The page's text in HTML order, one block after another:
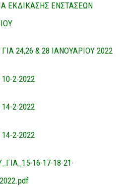
ΕΚΔΙΚΑΣΗΣ ΕΝΣΤΑΣΕΩΝ
24,26 & 28 ΙΑΝΟΥΑΡΙΟΥ 2022
2-2022
2-2022
2-2022
16-17-18-21-